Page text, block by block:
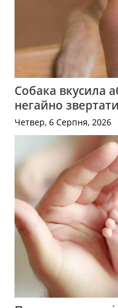
Собака вкусила
негайно
Четвер, 6 Серпня, 2026